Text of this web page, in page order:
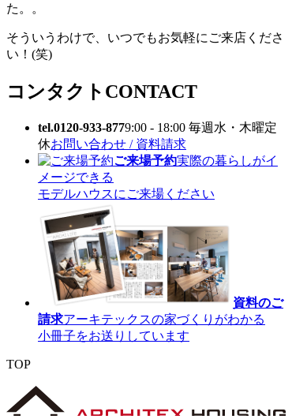
た。。
そういうわけで、いつでもお気軽にご来店くださ
い！(笑)
コンタクト CONTACT
tel.0120-933-8779:00 - 18:00 毎週水・木曜定
休お問い合わせ / 資料請求
ご来場予約実際の暮らしがイ
メージできる
モデルハウスにご来場ください
資料のご
請求アーキテックスの家づくりがわかる
小冊子をお送りしています
TOP